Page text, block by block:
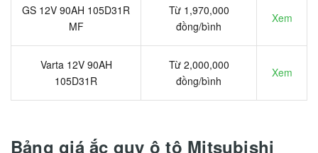
GS 12V 90AH 105D31R
MF
Từ 1,970,000
đồng/bình
Xem
Varta 12V 90AH
105D31R
Từ 2,000,000
đồng/bình
Xem
Bảng giá ắc quy ô tô Mitsubishi